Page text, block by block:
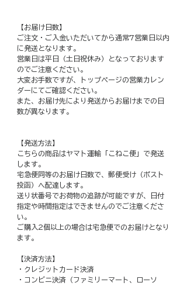
【お届け日数】
ご注文・ご入金いただいてから通常7営業日以内
に発送となります。
営業日は平日（土日祝休み）となっております
のでご注意ください。
大変お手数ですが、トップページの営業カレン
ダーにてご確認ください。
また、お届け先により発送からお届けまでの日
数が異なります。
【発送方法】
こちらの商品はヤマト運輸「こねこ便」で発送
します。
宅急便同等のお届け日数で、郵便受け（ポスト
投函）へ配達します。
送り状番号でお荷物の追跡が可能ですが、日付
指定や時間指定はできませんのでご注意くださ
い。
ご購入2個以上の場合は宅急便でのお届けとなり
ます。
【決済方法】
・クレジットカード決済
・コンビニ決済（ファミリーマート、ローソ